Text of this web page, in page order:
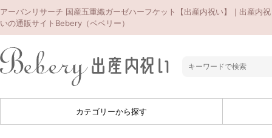
アーバンリサーチ 国産五重織ガーゼハーフケット【出産内祝い】｜出産内祝
いの通販サイトBebery（ベベリー）
カテゴリーから探す